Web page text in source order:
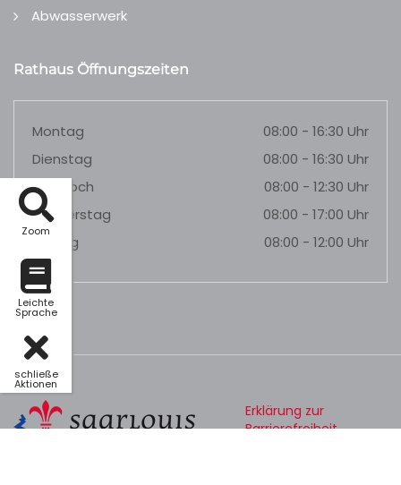
Zoom
Leichte
Sprache
schließe
Aktionen
Abwasserwerk
Rathaus Öffnungszeiten
Montag
08:00 - 16:30 Uhr
Dienstag
08:00 - 16:30 Uhr
Mittwoch
08:00 - 12:30 Uhr
Donnerstag
08:00 - 17:00 Uhr
Freitag
08:00 - 12:00 Uhr
Erklärung zur
Barrierefreiheit